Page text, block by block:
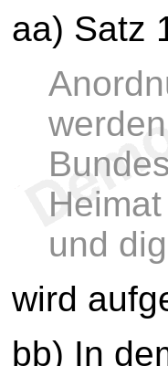
aa) Satz
und
wird
bb) In